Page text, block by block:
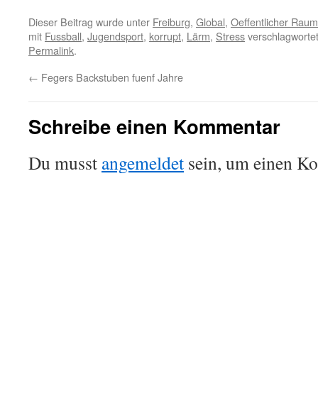
Dieser Beitrag wurde unter Freiburg, Global, Oeffentlicher Raum
mit Fussball, Jugendsport, korrupt, Lärm, Stress
Permalink.
← Fegers Backstuben fuenf Jahre
Schreibe einen Kommentar
Du musst angemeldet sein, um einen